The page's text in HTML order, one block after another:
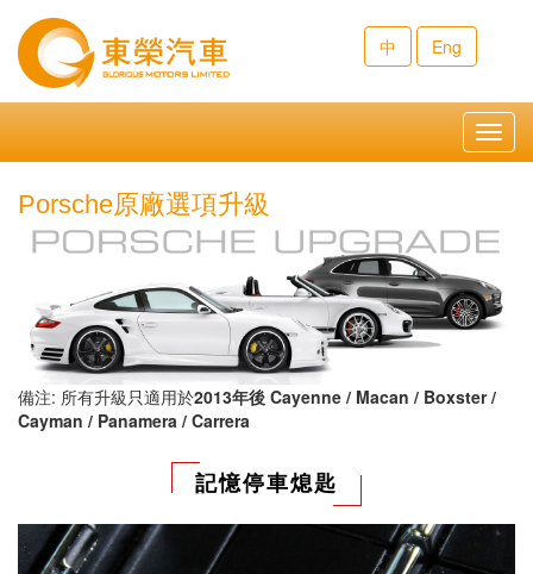
中 Eng
Porsche原廠選項升級
備注: 所有升級只適用於2013年後 Cayenne / Macan / Boxster /
Cayman / Panamera / Carrera
記憶停車熄匙